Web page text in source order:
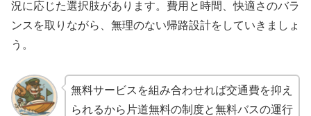
況に応じた選択肢があります。費用と時間、快適さのバラ
ンスを取りながら、無理のない帰路設計をしていきましょ
う。
無料サービスを組み合わせれば交通費を抑え
られるから片道無料の制度と無料バスの運行